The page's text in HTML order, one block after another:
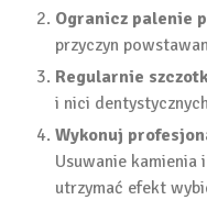
Ogranicz palenie
przyczyn
Regularnie
i nici
Wykonuj
Usuwanie kamienia
utrzymać efekt